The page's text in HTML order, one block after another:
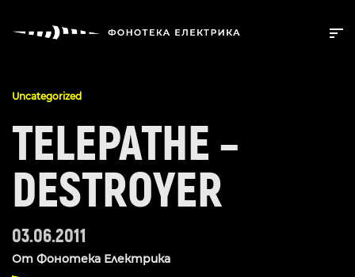
Uncategorized
TELEPATHE –
DESTROYER
03.06.2011
От Фонотека Електрика